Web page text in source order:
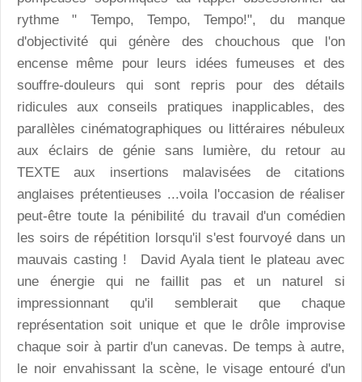
rythme " Tempo, Tempo, Tempo!", du manque
d'objectivité qui génère des chouchous que l'on
encense même pour leurs idées fumeuses et des
souffre-douleurs qui sont repris pour des détails
ridicules aux conseils pratiques inapplicables, des
parallèles cinématographiques ou littéraires nébuleux
aux éclairs de génie sans lumière, du retour au
TEXTE aux insertions malavisées de citations
anglaises prétentieuses ...voila l'occasion de réaliser
peut-être toute la pénibilité du travail d'un comédien
les soirs de répétition lorsqu'il s'est fourvoyé dans un
mauvais casting ! David Ayala tient le plateau avec
une énergie qui ne faillit pas et un naturel si
impressionnant qu'il semblerait que chaque
représentation soit unique et que le drôle improvise
chaque soir à partir d'un canevas. De temps à autre,
le noir envahissant la scène, le visage entouré d'un